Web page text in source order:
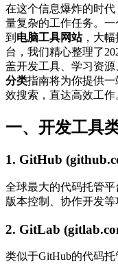
在这个信息爆炸的时
量复杂的工作任务。一
到 电脑工具网站，大幅
台，我们精心整理了
盖开发工具、学习资
分类指南将为你提供一
效搜索，直达高效工作
一、开发工具
1. GitHub
全球最大的代码托管
版本控制、协作开发等
2. GitLab
类似于GitHub的代码